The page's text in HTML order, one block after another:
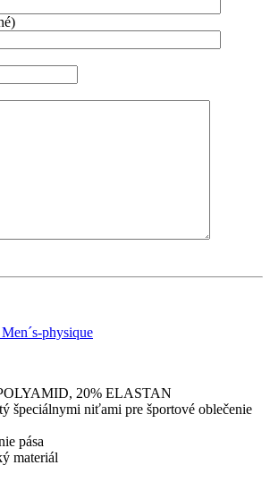
physique
20% ELASTAN
špeciálnymi niťami pre športové oblečenie
pása
materiál